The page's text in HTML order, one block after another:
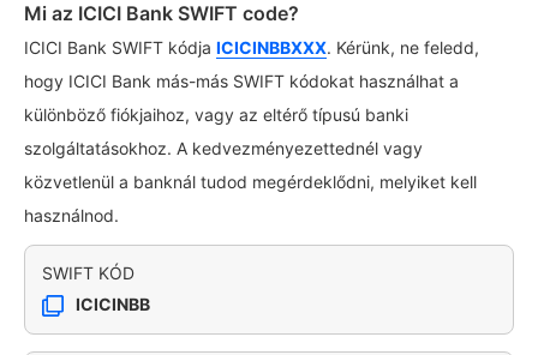
Mi az ICICI Bank SWIFT code?
ICICI Bank SWIFT kódja ICICINBBXXX. Kérünk, ne feledd,
hogy ICICI Bank más-más SWIFT kódokat használhat a
különböző fiókjaihoz, vagy az eltérő típusú banki
szolgáltatásokhoz. A kedvezményezettednél vagy
közvetlenül a banknál tudod megérdeklődni, melyiket kell
használnod.
SWIFT KÓD
ICICINBB